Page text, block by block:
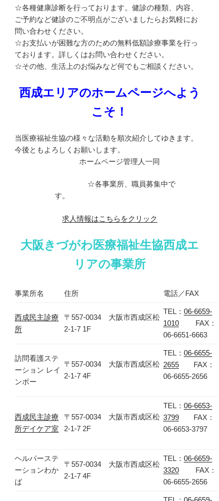
☆各種健康診断を行っております。健診の種類、内容、
ご予約など健診のご不明点がございましたらお気軽にお
問い合わせください。
☆お支払いが困難な方のための無料低額診療事業を行っ
ております。詳しくはお問い合わせください。
☆その他、生活上のお悩みなど何でもご相談ください。
西成エリアのホームページへよう
こそ！
当医療福祉生協の様々な活動を順次紹介してゆきます。
今後ともよろしくお願いします。
ホームページ管理人一同
☆各事業所、職員募集中で
す。
求人情報はこちらをクリック
大阪きづがわ医療福祉生協西成エ
リアの事業所
事業所名 住所 電話／FAX
西成民主診療
所
〒557-0034 大阪市西成区松
2-1-7 1F
TEL： 06-6659-
1010 FAX：
06-6651-6663
訪問看護ステ
ーション レイ
ンボー
〒557-0034 大阪市西成区松
2-1-7 4F
TEL： 06-6655-
2655 FAX：
06-6655-2656
西成民主診療
所デイケア室
〒557-0034 大阪市西成区松
2-1-7 2F
TEL： 06-6653-
3799 FAX：
06-6653-3797
ヘルパーステ
ーションわか
ば
〒557-0034 大阪市西成区松
2-1-7 4F
TEL： 06-6659-
3320 FAX：
06-6655-2656